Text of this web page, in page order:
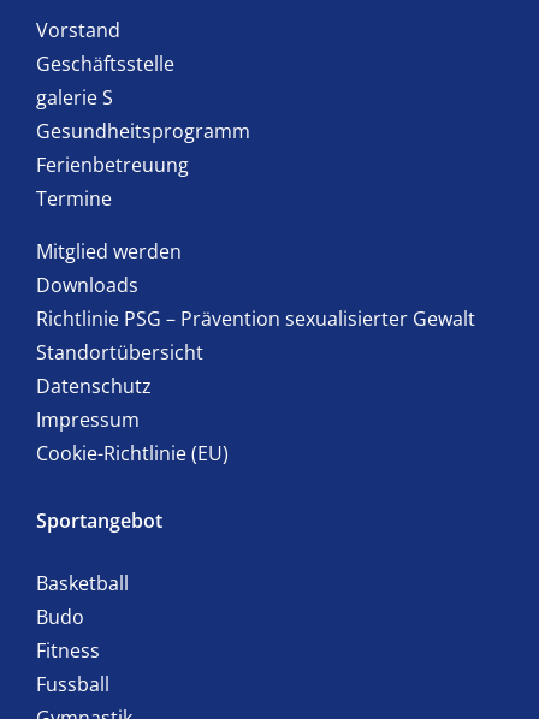
Vorstand
Geschäftsstelle
galerie S
Gesundheitsprogramm
Ferienbetreuung
Termine
Mitglied werden
Downloads
Richtlinie PSG – Prävention sexualisierter Gewalt
Standortübersicht
Datenschutz
Impressum
Cookie-Richtlinie (EU)
Sportangebot
Basketball
Budo
Fitness
Fussball